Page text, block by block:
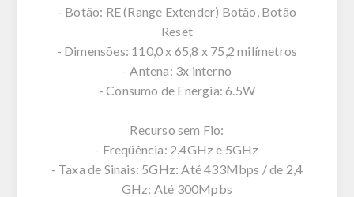
- Botão: RE (Range Extender) Botão, Botão
Reset
- Dimensões: 110,0 x 65,8 x 75,2 milímetros
- Antena: 3x interno
- Consumo de Energia: 6.5W
Recurso sem Fio:
- Freqüência: 2.4GHz e 5GHz
- Taxa de Sinais: 5GHz: Até 433Mbps / de 2,4
GHz: Até 300Mpbs